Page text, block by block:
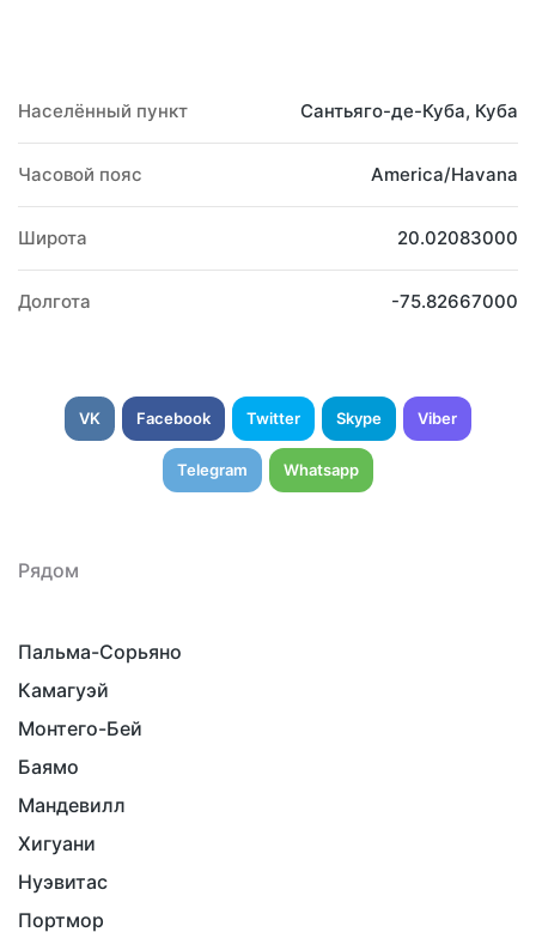
Населённый пункт Сантьяго-де-Куба, Куба
Часовой пояс America/Havana
Широта 20.02083000
Долгота -75.82667000
VK Facebook Twitter Skype Viber
Telegram Whatsapp
Рядом
Пальма-Сорьяно
Камагуэй
Монтего-Бей
Баямо
Мандевилл
Хигуани
Нуэвитас
Портмор